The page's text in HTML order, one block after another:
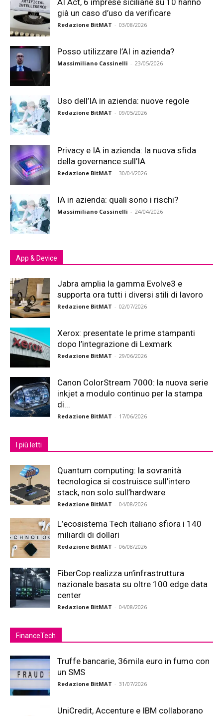
AI Act, 6 imprese siciliane su 10 hanno
già un caso d’uso da verificare
Redazione BitMAT - 03/08/2026
Posso utilizzare l’AI in azienda?
Massimiliano Cassinelli - 23/05/2026
Uso dell’IA in azienda: nuove regole
Redazione BitMAT - 09/05/2026
Privacy e IA in azienda: la nuova sfida
della governance sull’IA
Redazione BitMAT - 30/04/2026
IA in azienda: quali sono i rischi?
Massimiliano Cassinelli - 24/04/2026
App & Device
Jabra amplia la gamma Evolve3 e
supporta ora tutti i diversi stili di lavoro
Redazione BitMAT - 02/07/2026
Xerox: presentate le prime stampanti
dopo l’integrazione di Lexmark
Redazione BitMAT - 29/06/2026
Canon ColorStream 7000: la nuova serie
inkjet a modulo continuo per la stampa
di...
Redazione BitMAT - 17/06/2026
I più letti
Quantum computing: la sovranità
tecnologica si costruisce sull’intero
stack, non solo sull’hardware
Redazione BitMAT - 04/08/2026
L’ecosistema Tech italiano sfiora i 140
miliardi di dollari
Redazione BitMAT - 06/08/2026
FiberCop realizza un’infrastruttura
nazionale basata su oltre 100 edge data
center
Redazione BitMAT - 04/08/2026
FinanceTech
Truffe bancarie, 36mila euro in fumo con
un SMS
Redazione BitMAT - 31/07/2026
UniCredit, Accenture e IBM collaborano